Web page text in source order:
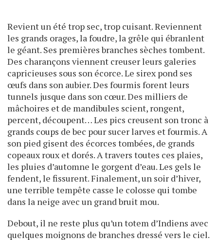
Revient un été trop sec, trop cuisant. Reviennent
les grands orages, la foudre, la grêle qui ébranlent
le géant. Ses premières branches sèches tombent.
Des charançons viennent creuser leurs galeries
capricieuses sous son écorce. Le sirex pond ses
œufs dans son aubier. Des fourmis forent leurs
tunnels jusque dans son cœur. Des milliers de
mâchoires et de mandibules scient, rongent,
percent, découpent… Les pics creusent son tronc à
grands coups de bec pour sucer larves et fourmis. A
son pied gisent des écorces tombées, de grands
copeaux roux et dorés. A travers toutes ces plaies,
les pluies d’automne le gorgent d’eau. Les gels le
fendent, le fissurent. Finalement, un soir d’hiver,
une terrible tempête casse le colosse qui tombe
dans la neige avec un grand bruit mou.
Debout, il ne reste plus qu’un totem d’Indiens avec
quelques moignons de branches dressé vers le ciel.